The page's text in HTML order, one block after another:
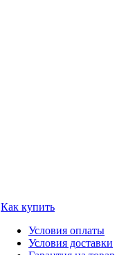
Как купить
Условия оплаты
Условия доставки